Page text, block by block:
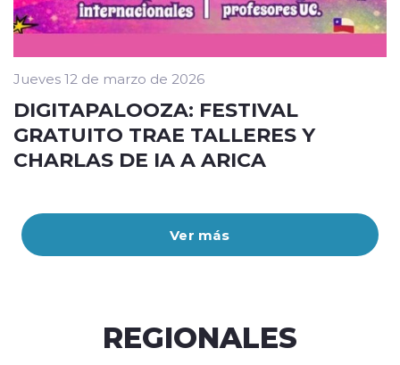
Ver más
Jueves 12 de marzo de 2026
DIGITAPALOOZA: FESTIVAL
GRATUITO TRAE TALLERES Y
CHARLAS DE IA A ARICA
REGIONALES